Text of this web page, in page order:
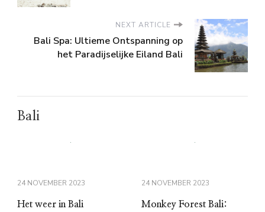
NEXT ARTICLE
Bali Spa: Ultieme Ontspanning op
het Paradijselijke Eiland Bali
Bali
24 NOVEMBER 2023
Het weer in Bali
24 NOVEMBER 2023
Monkey Forest Bali: